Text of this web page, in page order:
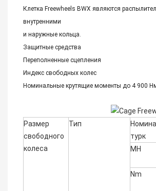
Клетка Freewheels BWX являются
внутренними
и наружные кольца.
Защитные средства
Переполненные сцепления
Индекс свободных колес
Номинальные крутящие моменты до 4 900
Размер
свободного
колеса
Тип
турк
МН
Nm